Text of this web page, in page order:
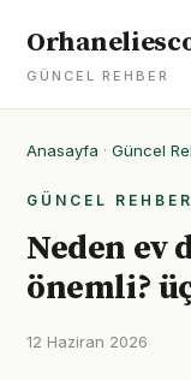
GÜNCEL REHBER
Anasayfa · Güncel
GÜNCEL REHBER
Neden ev
önemli?
12 Haziran 2026